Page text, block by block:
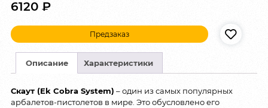
6120 ₽
Предзаказ
Описание Характеристики
Скаут (Ek Cobra System) – один из самых популярных
арбалетов-пистолетов в мире. Это обусловлено его